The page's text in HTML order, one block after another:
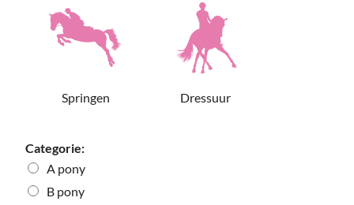
Springen Dressuur
Categorie:
A pony
B pony